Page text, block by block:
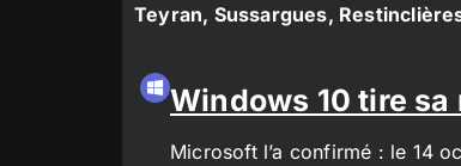
Teyran, Sussargues,
Windows 10 tire
Microsoft l’a confirmé : le 14